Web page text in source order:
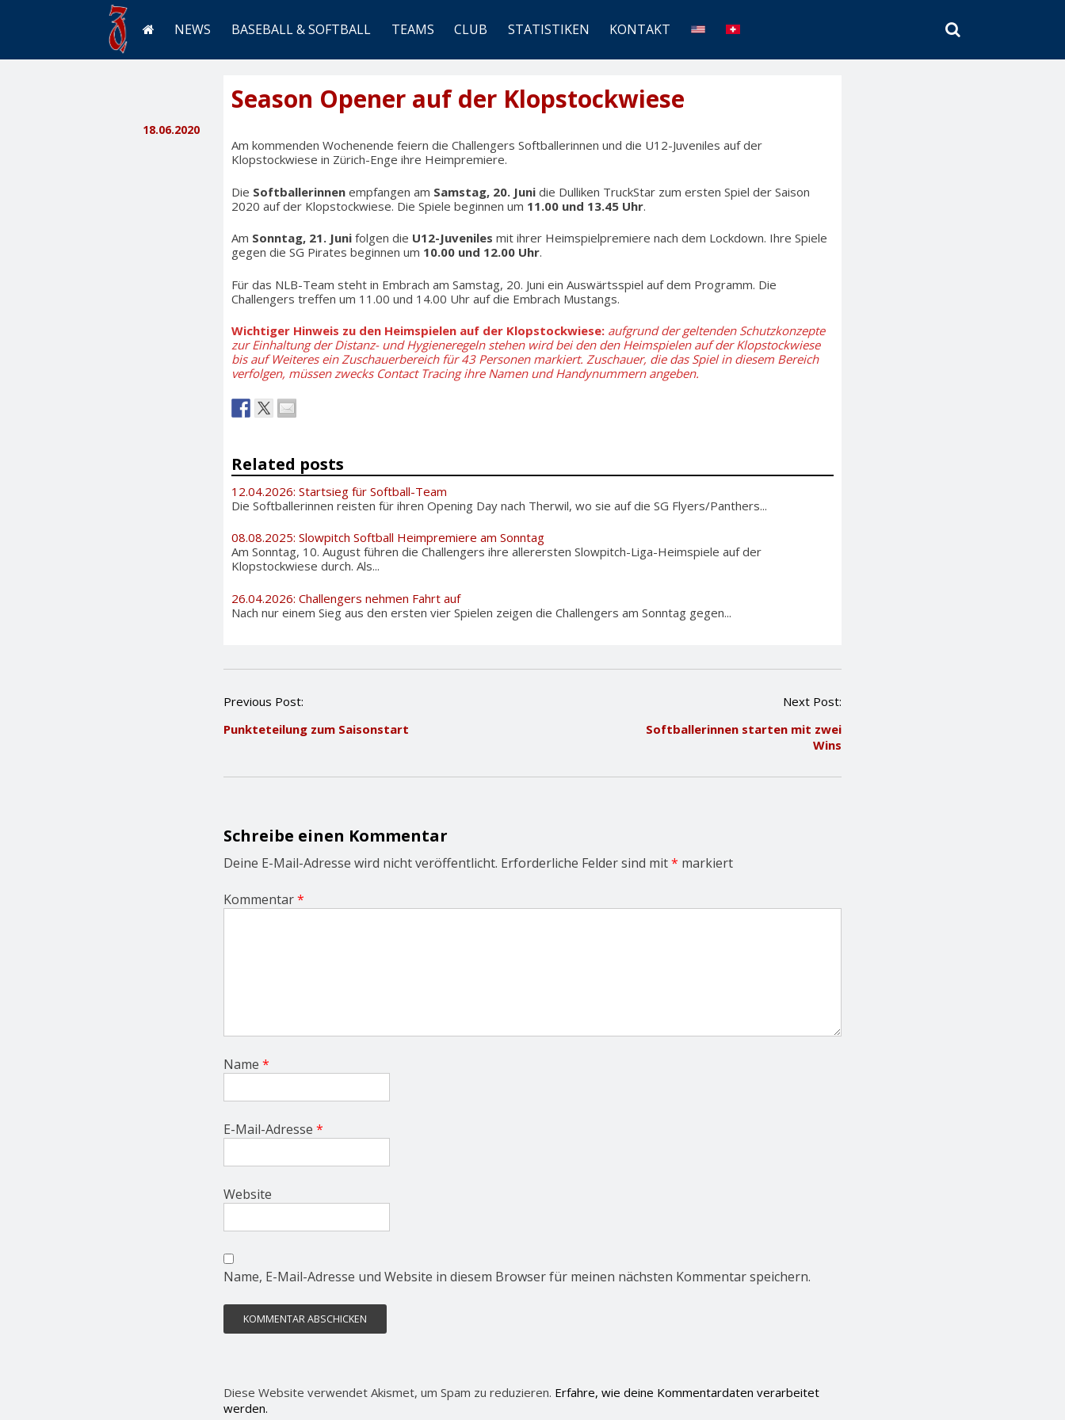
NEWS BASEBALL & SOFTBALL TEAMS CLUB STATISTIKEN KONTAKT
SEARCH
Season Opener auf der Klopstockwiese
18.06.2020
Am kommenden Wochenende feiern die Challengers Softballerinnen und die U12-Juveniles auf der
Klopstockwiese in Zürich-Enge ihre Heimpremiere.
Die Softballerinnen empfangen am Samstag, 20. Juni die Dulliken TruckStar zum ersten Spiel der Saison
2020 auf der Klopstockwiese. Die Spiele beginnen um 11.00 und 13.45 Uhr.
Am Sonntag, 21. Juni folgen die U12-Juveniles mit ihrer Heimspielpremiere nach dem Lockdown. Ihre Spiele
gegen die SG Pirates beginnen um 10.00 und 12.00 Uhr.
Für das NLB-Team steht in Embrach am Samstag, 20. Juni ein Auswärtsspiel auf dem Programm. Die
Challengers treffen um 11.00 und 14.00 Uhr auf die Embrach Mustangs.
Wichtiger Hinweis zu den Heimspielen auf der Klopstockwiese: aufgrund der geltenden Schutzkonzepte
zur Einhaltung der Distanz- und Hygieneregeln stehen wird bei den den Heimspielen auf der Klopstockwiese
bis auf Weiteres ein Zuschauerbereich für 43 Personen markiert. Zuschauer, die das Spiel in diesem Bereich
verfolgen, müssen zwecks Contact Tracing ihre Namen und Handynummern angeben.
Related posts
12.04.2026: Startsieg für Softball-Team
Die Softballerinnen reisten für ihren Opening Day nach Therwil, wo sie auf die SG Flyers/Panthers...
08.08.2025: Slowpitch Softball Heimpremiere am Sonntag
Am Sonntag, 10. August führen die Challengers ihre allerersten Slowpitch-Liga-Heimspiele auf der
Klopstockwiese durch. Als...
26.04.2026: Challengers nehmen Fahrt auf
Nach nur einem Sieg aus den ersten vier Spielen zeigen die Challengers am Sonntag gegen...
P
s
a
g
a
t
o
n
Previous Post:
Punkteteilung zum Saisonstart
Next Post:
Softballerinnen starten mit zwei
Wins
Schreibe einen Kommentar
Deine E-Mail-Adresse wird nicht veröffentlicht. Erforderliche Felder sind mit* markiert
Kommentar*
Name *
E-Mail-Adresse *
Website
Name, E-Mail-Adresse und Website in diesem Browser für meinen nächsten Kommentar speichern.
Diese Website verwendet Akismet, um Spam zu reduzieren. Erfahre, wie deine Kommentardaten verarbeitet
werden.